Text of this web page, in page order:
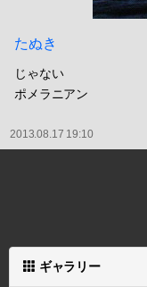
たぬき
じゃない
ポメラニアン
2013.08.17 19:10
ギャラリー